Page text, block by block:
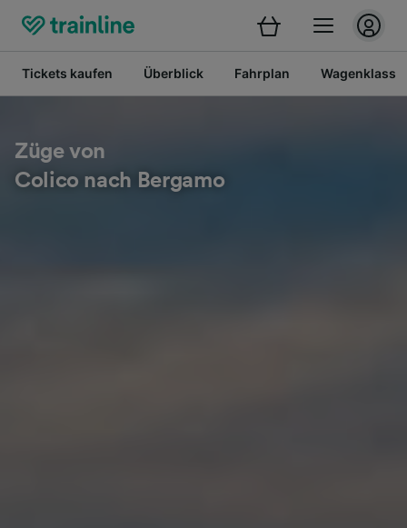
Tickets kaufen Überblick Fahrplan
Züge von
Colico nach Bergamo